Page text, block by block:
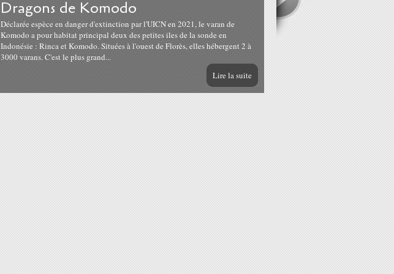
Dragons de Komodo
Déclarée espèce en danger d'extinction par l'UICN en 2021, le varan de
Komodo a pour habitat principal deux des petites iles de la sonde en
Indonésie : Rinca et Komodo. Situées à l'ouest de Florès, elles hébergent 2 à
3000 varans. C'est le plus grand...
Lire la suite